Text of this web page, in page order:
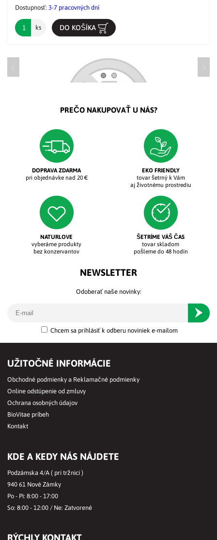
Dostupnosť: 3-7 pracovných dní
ks DO KOŠÍKA
PREČO NAKUPOVAŤ U NÁS?
DOPRAVA ZDARMA
pri objednávke nad 20 €
EKO FRIENDLY
tovar šetrný k Vám
aj životnému prostrediu
NATURLOVE
vyberáme produkty
bez konzervantov
ŠETRÍME VÁŠ ČAS
tovar skladom
pošleme do 48 hodín
NEWSLETTER
Odoberať naše novinky:
Chcem sa prihlásiť k odberu noviniek e-mailom
UŽITOČNÉ INFORMÁCIE
Obchodné podmienky a Reklamačné podmienky
Online odstúpenie od zmluvy
Ochrana osobných údajov
BioVitae príbeh
Kontakt
KDE A KEDY NÁS NÁJDETE
Podzámska 4/A ( pri tržnici )
940 61 Nové Zámky
Po - Pi: 8:00 - 17:00
So: 8:00 - 12:00 / Ne: Zatvorené
RÝCHLY KONTAKT